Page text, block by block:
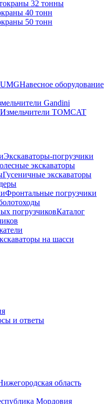
32 тонны
40 тонн
50 тонн
Навесное оборудование
Gandini
Измельчители TOMCAT
Экскаваторы-погрузчики
экскаваторы
Гусеничные экскаваторы
Фронтальные погрузчики
Каталог
на шасси
и ответы
область
Мордовия